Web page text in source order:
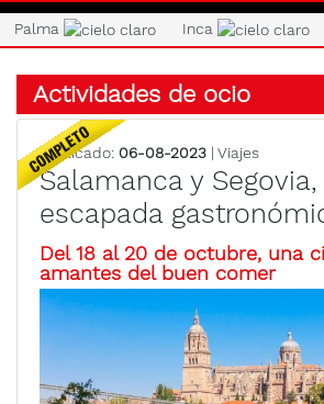
Palma Inca
Actividades de ocio
Publicado: 06-08-2023 | Viajes
Salamanca y
escapada
Del 18 al 20 de octubre, una
amantes del buen comer